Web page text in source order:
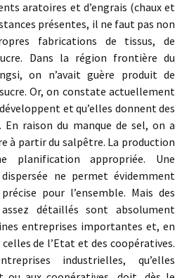
aratoires et d’engrais (chaux et
présentes, il ne faut pas non
fabrications de tissus, de
Dans la région frontière du
on n’avait guère produit de
Or, on constate actuellement
et qu’elles donnent des
raison du manque de sel, on a
à partir du salpêtre. La production
planification appropriée. Une
ne permet évidem­ment
pour l’ensemble. Mais des
détaillés sont absolument
entreprises importantes et, en
de l’Etat et des coopératives.
industrielles, qu’elles